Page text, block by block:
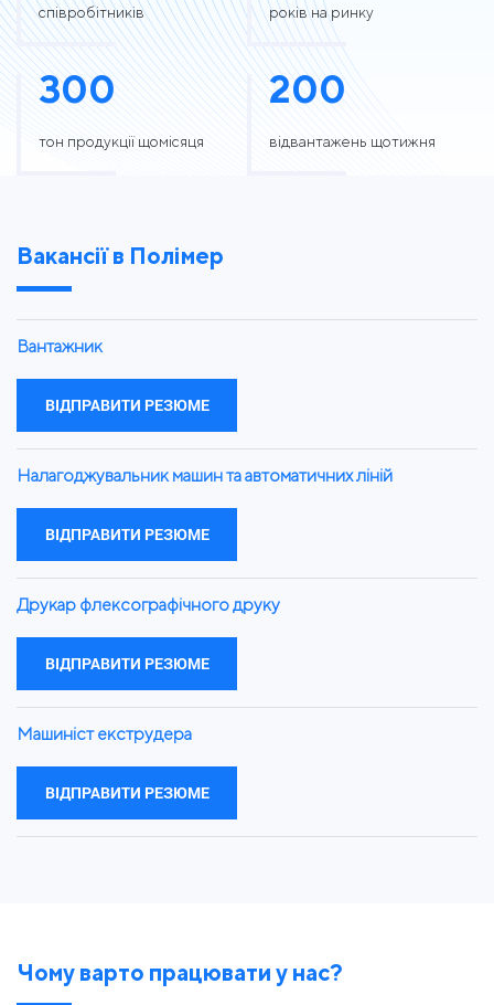
співробітників років на ринку
300
тон продукції щомісяця
200
відвантажень щотижня
Вакансії в Полімер
Вантажник
ВІДПРАВИТИ РЕЗЮМЕ
Налагоджувальник машин та автоматичних ліній
ВІДПРАВИТИ РЕЗЮМЕ
Друкар флексографічного друку
ВІДПРАВИТИ РЕЗЮМЕ
Машиніст екструдера
ВІДПРАВИТИ РЕЗЮМЕ
Чому варто працювати у нас?